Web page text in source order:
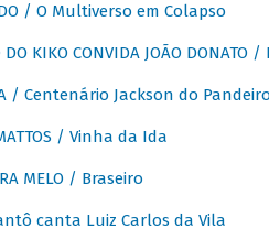
/ O Multiverso em Colapso
DO KIKO CONVIDA JOÃO
/ Centenário Jackson do Pandeiro
/ Vinha da Ida
MELO / Braseiro
canta Luiz Carlos da Vila